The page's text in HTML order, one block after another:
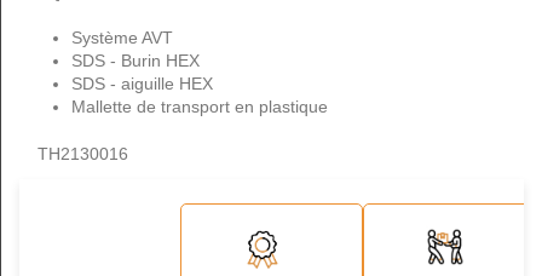
Système AVT
SDS - Burin HEX
SDS - aiguille HEX
Mallette de transport en plastique
TH2130016